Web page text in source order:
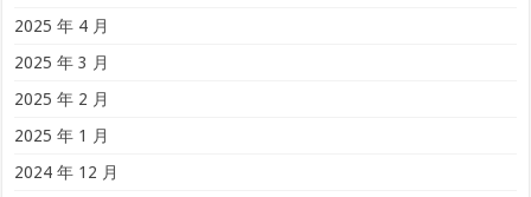
2025 年 4 月
2025 年 3 月
2025 年 2 月
2025 年 1 月
2024 年 12 月